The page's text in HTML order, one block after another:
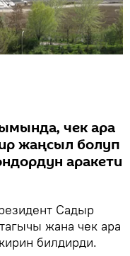
чек ара
жаңсыл болуп
аракети
Садыр
жана чек ара
билдирди.